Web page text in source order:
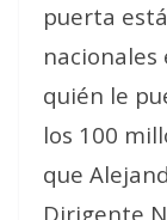
puerta
nacionales
quién le
los 100
que
Dirigente